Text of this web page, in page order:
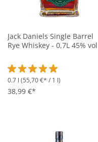
Jack Daniels Single Barrel
Rye Whiskey - 0,7L 45% vol
Durchschnittliche
0.7 l (55,70 €* / 1 l)
38,99 €*